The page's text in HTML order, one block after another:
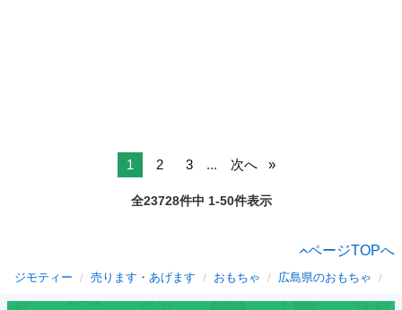
1 2 3 ... 次へ
全23728件中 1-50件表示
ページTOPへ
ジモティー 売ります・あげます おもちゃ 広島県のおもちゃ